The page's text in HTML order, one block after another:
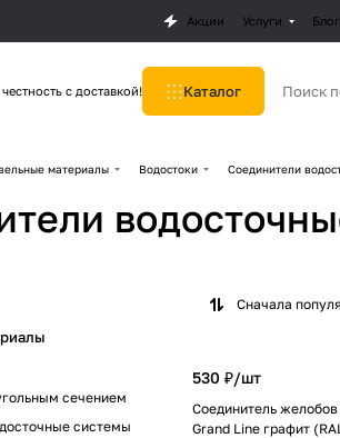
Акции Услуги Блог
с доставкой! Каталог
материалы Водостоки Соединители
Сначала
530 ₽/шт
Соединитель
Grand Line графит
сечением
системы